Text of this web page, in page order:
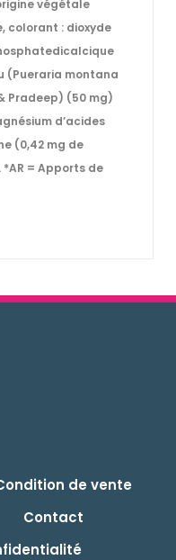
végétale
colorant : dioxyde
(Pueraria montana
Pradeep) (50 mg)
d’acides
(0,42 mg de
*AR = Apports de
de vente
Contact